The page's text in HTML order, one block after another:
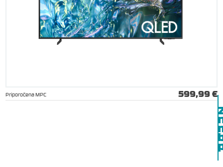
Priporočena MPC 599,99 €